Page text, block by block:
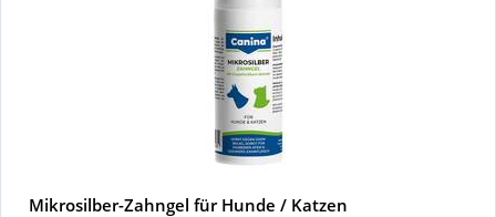
Mikrosilber-Zahngel für Hunde / Katzen